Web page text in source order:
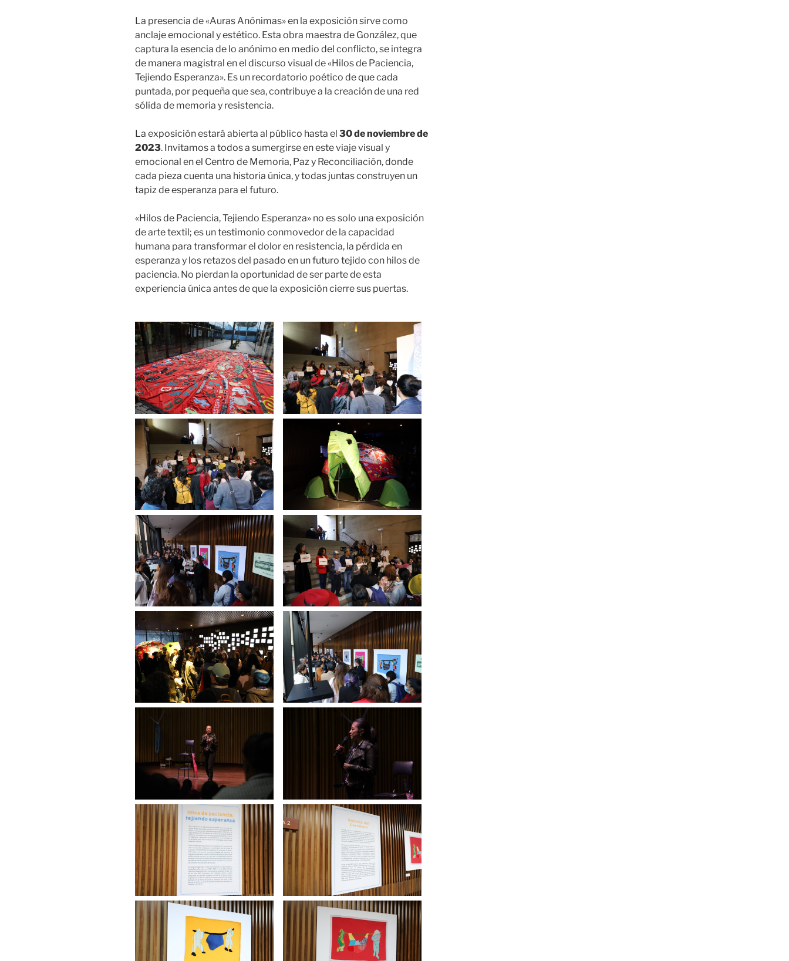
La presencia de «Auras Anónimas» en la exposición sirve como
anclaje emocional y estético. Esta obra maestra de González, que
captura la esencia de lo anónimo en medio del conflicto, se integra
de manera magistral en el discurso visual de «Hilos de Paciencia,
Tejiendo Esperanza». Es un recordatorio poético de que cada
puntada, por pequeña que sea, contribuye a la creación de una red
sólida de memoria y resistencia.
La exposición estará abierta al público hasta el 30 de noviembre de
2023. Invitamos a todos a sumergirse en este viaje visual y
emocional en el Centro de Memoria, Paz y Reconciliación, donde
cada pieza cuenta una historia única, y todas juntas construyen un
tapiz de esperanza para el futuro.
«Hilos de Paciencia, Tejiendo Esperanza» no es solo una exposición
de arte textil; es un testimonio conmovedor de la capacidad
humana para transformar el dolor en resistencia, la pérdida en
esperanza y los retazos del pasado en un futuro tejido con hilos de
paciencia. No pierdan la oportunidad de ser parte de esta
experiencia única antes de que la exposición cierre sus puertas.